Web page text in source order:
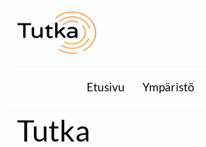
Etusivu Ympäristö
Tutka